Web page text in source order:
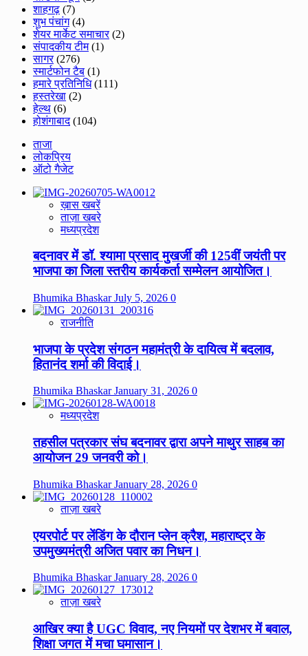
शाहगढ़ (7)
शुभ पंचांग(4)
शेयर मार्केट समाचार(2)
संपादकीय टीम(1)
सागर(276)
स्मार्टफोन टैब (1)
हमारे प्रतिनिधि(111)
हस्तरेखा (2)
हेल्थ (6)
होशंगाबाद(104)
ताजा
लोकप्रिय
ऑटो गैजेट
ख़ास खबरें
ताज़ा खबरे
मध्यप्रदेश
बदनावर में डॉ. श्यामा प्रसाद मुखर्जी की 125वीं जयंती पर
भाजपा का जिला स्तरीय कार्यकर्ता सम्मेलन आयोजित।
Bhumika BhaskarJuly 5, 2026 0
राजनीति
भाजपा के प्रदेश संगठन महामंत्री के दायित्व में बदलाव,
हितानंद शर्मा की विदाई।
Bhumika BhaskarJanuary 31, 2026 0
मध्यप्रदेश
तहसील पत्रकार संघ बदनावर द्वारा अपने माथुर साहब का
आयोजन 29 जनवरी को।
Bhumika BhaskarJanuary 28, 2026 0
ताज़ा खबरे
एयरपोर्ट पर लेंडिंग के दौरान प्लेन क्रैश, महाराष्ट्र के
उपमुख्यमंत्री अजित पवार का निधन।
Bhumika BhaskarJanuary 28, 2026 0
ताज़ा खबरे
आखिर क्या है UGC विवाद, नए नियमों पर देशभर में बवाल,
शिक्षा जगत में मचा घमासान।